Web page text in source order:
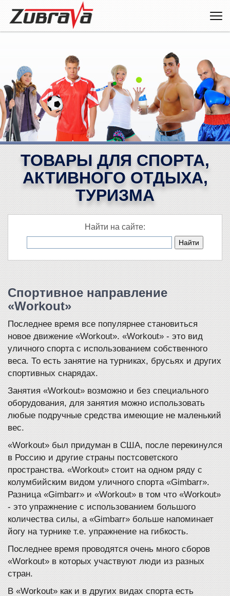
ТОВАРЫ ДЛЯ СПОРТА,
АКТИВНОГО ОТДЫХА,
ТУРИЗМА
Найти на сайте:
Спортивное направление
«Workout»
Последнее время все популярнее становиться
новое движение «Workout». «Workout» - это вид
уличного спорта с использованием собственного
веса. То есть занятие на турниках, брусьях и других
спортивных снарядах.
Занятия «Workout» возможно и без специального
оборудования, для занятия можно использовать
любые подручные средства имеющие не маленький
вес.
«Workout» был придуман в США, после перекинулся
в Россию и другие страны постсоветского
пространства. «Workout» стоит на одном ряду с
колумбийским видом уличного спорта «Gimbarr».
Разница «Gimbarr» и «Workout» в том что «Workout»
- это упражнение с использованием большого
количества силы, а «Gimbarr» больше напоминает
йогу на турнике т.е. упражнение на гибкость.
Последнее время проводятся очень много сборов
«Workout» в которых участвуют люди из разных
стран.
В «Workout» как и в других видах спорта есть